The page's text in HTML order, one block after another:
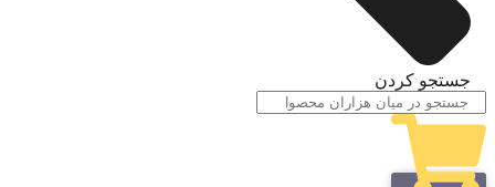
جستجو کردن